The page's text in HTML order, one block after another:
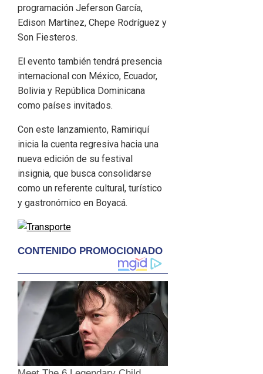
programación Jeferson García,
Edison Martínez, Chepe Rodríguez y
Son Fiesteros.
El evento también tendrá presencia
internacional con México, Ecuador,
Bolivia y República Dominicana
como países invitados.
Con este lanzamiento, Ramiriquí
inicia la cuenta regresiva hacia una
nueva edición de su festival
insignia, que busca consolidarse
como un referente cultural, turístico
y gastronómico en Boyacá.